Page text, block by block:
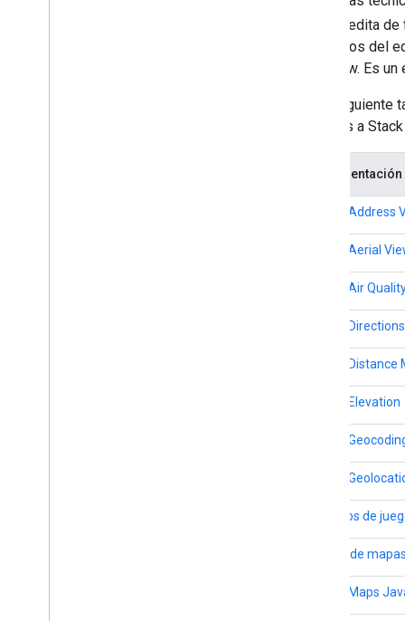
que se edita
miembros del
Overflow. Es
En la
vínculos a
API de Address
API de Aerial
API de Air
API de
API de
API de Elevation
API de
API de
Servicios de
Diseño de
API de Maps